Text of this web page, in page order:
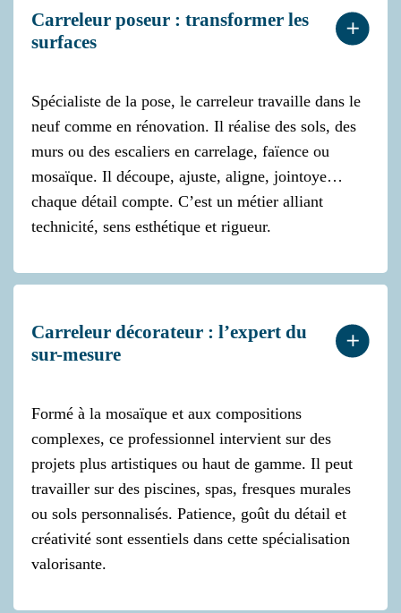
Carreleur poseur : transformer les
surfaces
Spécialiste de la pose, le carreleur travaille dans le
neuf comme en rénovation. Il réalise des sols, des
murs ou des escaliers en carrelage, faïence ou
mosaïque. Il découpe, ajuste, aligne, jointoye…
chaque détail compte. C’est un métier alliant
technicité, sens esthétique et rigueur.
Carreleur décorateur : l’expert du
sur-mesure
Formé à la mosaïque et aux compositions
complexes, ce professionnel intervient sur des
projets plus artistiques ou haut de gamme. Il peut
travailler sur des piscines, spas, fresques murales
ou sols personnalisés. Patience, goût du détail et
créativité sont essentiels dans cette spécialisation
valorisante.